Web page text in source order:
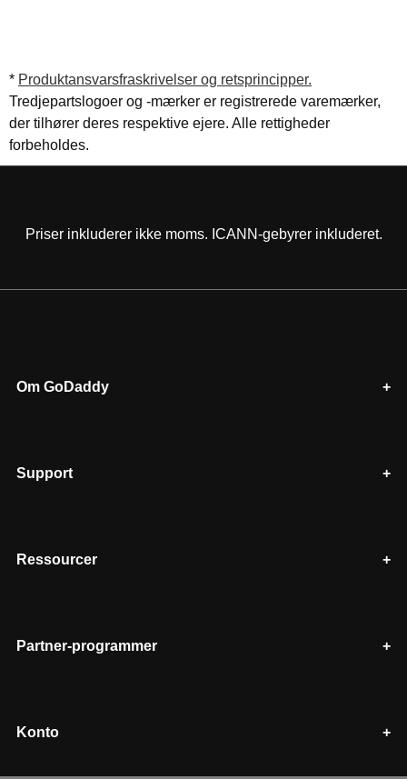
* Produktansvarsfraskrivelser og retsprincipper.
Tredjepartslogoer og -mærker er registrerede varemærker,
der tilhører deres respektive ejere. Alle rettigheder
forbeholdes.
Priser inkluderer ikke moms. ICANN-gebyrer inkluderet.
Om GoDaddy
Support
Ressourcer
Partner-programmer
Konto